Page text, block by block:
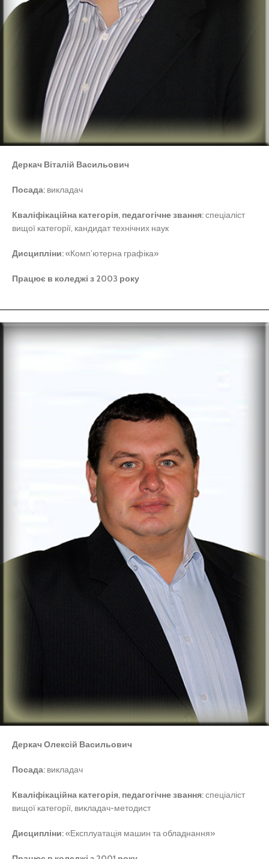
Деркач Віталій Васильович
Посада: викладач
Кваліфікаційна категорія, педагогічне звання:спеціаліст
вищої категорії, кандидат технічних наук
Дисципліни:«Комп’ютерна графіка»
Працює в коледжі з 2003 року
Деркач Олексій Васильович
Посада: викладач
Кваліфікаційна категорія, педагогічне звання:спеціаліст
вищої категорії, викладач-методист
Дисципліни:«Експлуатація машин та обладнання»